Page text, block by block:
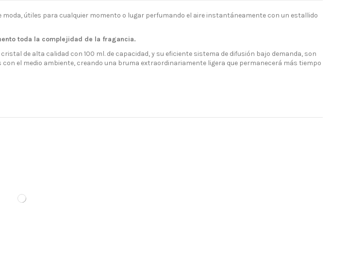
útiles para cualquier momento o lugar perfumando el aire instantáneamente con un estallido
toda la complejidad de la fragancia.
de alta calidad con 100 ml. de capacidad, y su eficiente sistema de difusión bajo demanda, son
el medio ambiente, creando una bruma extraordinariamente ligera que permanecerá más tiempo